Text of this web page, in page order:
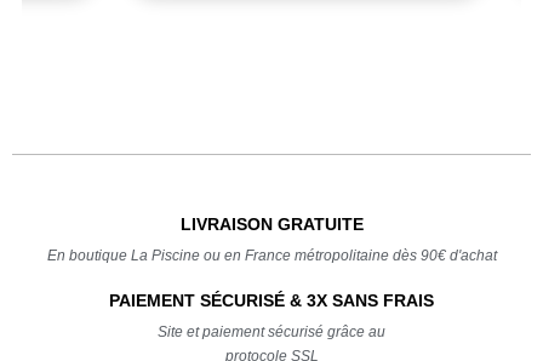
LIVRAISON GRATUITE
En boutique La Piscine ou en France métropolitaine dès 90€ d'achat
PAIEMENT SÉCURISÉ & 3X SANS FRAIS
Site et paiement sécurisé grâce au
protocole SSL